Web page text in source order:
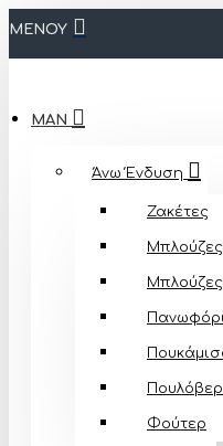
ΜΕΝΟΥ
MAN
Άνω Ένδυση
Ζακέτες
Μπλούζες
Μπλούζες
Φούτερ